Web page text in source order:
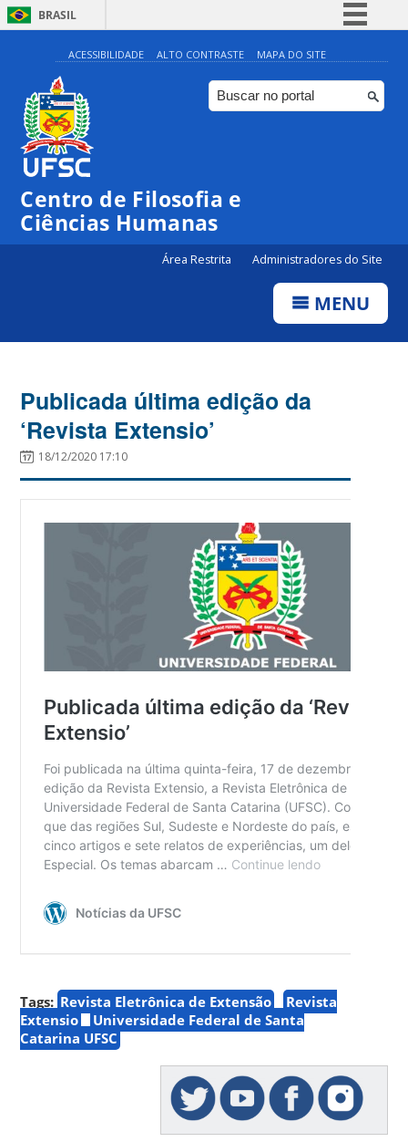
BRASIL
Simplifique!
Comunica BR
Participe
ACESSIBILIDADE ALTO CONTRASTE MAPA DO SITE
Centro de Filosofia e
Ciências Humanas
Área Restrita Administradores do Site
MENU
Publicada última edição da
‘Revista Extensio’
18/12/2020 17:10
Tags: Revista Eletrônica de Extensão
Revista
Extensio
Universidade Federal de Santa
Catarina UFSC